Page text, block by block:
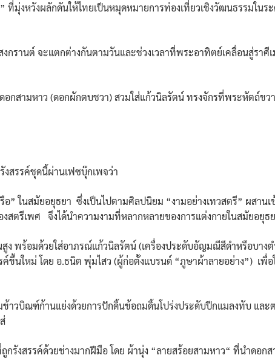
มุ่งหวังผลักดันให้ไทยเป็นหมุดหมายการท่องเที่ยวเชิงวัฒนธรรมในระ
รานต์ จะแตกต่างกันตามวันและช่วงเวลาที่พระอาทิตย์เคลื่อนสู่ราศี
อกสามหาว (ดอกผักตบชวา) สวมใส่แก้วนิลรัตน์ ทรงจักรที่พระหัตถ์ข
งสรรค์ชุดนี้ผ่านเฟซบุ๊กเพจว่า
อ” ในสมัยอยุธยา ซึ่งเป็นไปตามศิลปนิยม “งามอย่างเทวสตรี” ผสา
สตรีเพศ จึงได้นำความงามที่หลากหลายของการแต่งกายในสมัยอยุธ
พร้อมด้วยใส่อาภรณ์แก้วนิลรัตน์ (เครื่องประดับอัญมณีสีดำหรือบางต
นใหม่ โดย อ.ธนิต พุ่มไสว (ผู้ก่อตั้งแบรนด์ “ภูษาผ้าลายอย่าง”) เพื่อ
บิณฑ์ก้านแย่งด้วยการปักดิ้นข้อถมดิ้นโปร่งประดับปีกแมลงทับ และต
กรังสรรค์ด้วยช่างมากฝีมือ โดย ผ้านุ่ง “ลายสร้อยสามหาว“ ที่นำดอก